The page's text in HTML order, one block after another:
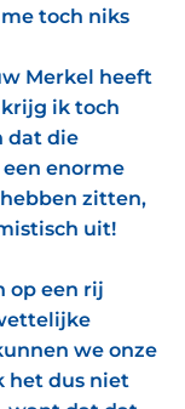
toch niks
Merkel heeft
ik toch
dat die
enorme
zitten,
uit!
op een rij
we onze
het dus niet